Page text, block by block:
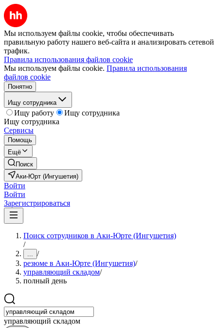
Мы используем файлы cookie, чтобы обеспечивать
правильную работу нашего веб-сайта и анализировать сетевой
трафик.
Правила использования файлов cookie
Мы используем файлы cookie. Правила использования
файлов cookie
Понятно
Ищу сотрудника
Ищу работу
Ищу сотрудника
Ищу сотрудника
Сервисы
Помощь
Ещё
Поиск
Аки-Юрт (Ингушетия)
Войти
Войти
Зарегистрироваться
Поиск сотрудников в Аки-Юрте (Ингушетия)
/
... /
резюме в Аки-Юрте (Ингушетия)/
управляющий складом/
полный день
управляющий складом